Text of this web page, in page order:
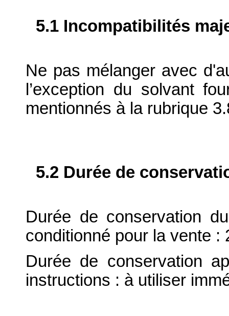
5.1 Incompatibilités
Ne pas mélanger avec
l’exception du solvant
mentionnés à la rubrique
5.2 Durée de
Durée de conservation
conditionné pour la vente :
Durée de conservation
instructions : à utiliser